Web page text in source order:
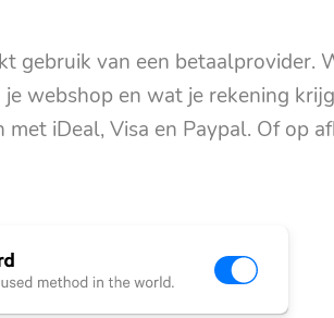
gebruik van een betaalprovider.
webshop en wat je rekening
iDeal, Visa en Paypal. Of op